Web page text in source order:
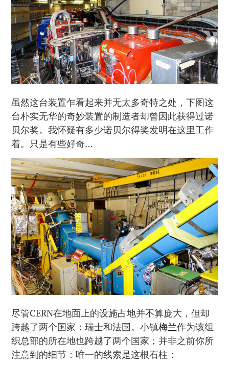
虽然这台装置乍看起来并无太多奇特之处，下图这
台朴实无华的奇妙装置的制造者却曾因此获得过诺
贝尔奖。我怀疑有多少诺贝尔得奖发明在这里工作
着。只是有些好奇…
尽管CERN在地面上的设施占地并不算庞大，但却
跨越了两个国家：瑞士和法国。小镇梅兰作为该组
织总部的所在地也跨越了两个国家；并非之前你所
注意到的细节：唯一的线索是这根石柱：